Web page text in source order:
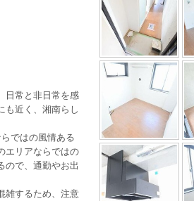
日常と非日常を感
も近く、湘南らし
ではの風情ある
エリアならではの
ので、通勤やお出
雑するため、注意